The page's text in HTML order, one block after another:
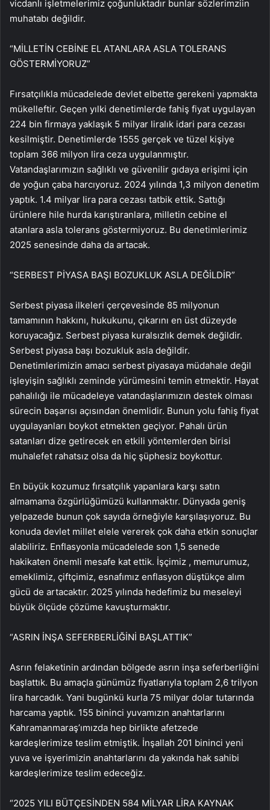
vicdanlı işletmelerimiz çoğunluktadır bunlar sözlerimziin
muhatabı değildir.
“MİLLETİN CEBİNE EL ATANLARA ASLA TOLERANS
GÖSTERMİYORUZ”
Fırsatçılıkla mücadelede devlet elbette gerekeni yapmakta
mükelleftir. Geçen yılki denetimlerde fahiş fiyat uygulayan
224 bin firmaya yaklaşık 5 milyar liralık idari para cezası
kesilmiştir. Denetimlerde 1555 gerçek ve tüzel kişiye
toplam 366 milyon lira ceza uygulanmıştır.
Vatandaşlarımızın sağlıklı ve güvenilir gıdaya erişimi için
de yoğun çaba harcıyoruz. 2024 yılında 1,3 milyon denetim
yaptık. 1.4 milyar lira para cezası tatbik ettik. Sattığı
ürünlere hile hurda karıştıranlara, milletin cebine el
atanlara asla tolerans göstermiyoruz. Bu denetimlerimiz
2025 senesinde daha da artacak.
“SERBEST PİYASA BAŞI BOZUKLUK ASLA DEĞİLDİR”
Serbest piyasa ilkeleri çerçevesinde 85 milyonun
tamamının hakkını, hukukunu, çıkarını en üst düzeyde
koruyacağız. Serbest piyasa kuralsızlık demek değildir.
Serbest piyasa başı bozukluk asla değildir.
Denetimlerimizin amacı serbest piyasaya müdahale değil
işleyişin sağlıklı zeminde yürümesini temin etmektir. Hayat
pahalılığı ile mücadeleye vatandaşlarımızın destek olması
sürecin başarısı açısından önemlidir. Bunun yolu fahiş fiyat
uygulayanları boykot etmekten geçiyor. Pahalı ürün
satanları dize getirecek en etkili yöntemlerden birisi
muhalefet rahatsız olsa da hiç şüphesiz boykottur.
En büyük kozumuz fırsatçılık yapanlara karşı satın
almamama özgürlüğümüzü kullanmaktır. Dünyada geniş
yelpazede bunun çok sayıda örneğiyle karşılaşıyoruz. Bu
konuda devlet millet elele vererek çok daha etkin sonuçlar
alabiliriz. Enflasyonla mücadelede son 1,5 senede
hakikaten önemli mesafe kat ettik. İşçimiz , memurumuz,
emeklimiz, çiftçimiz, esnafımız enflasyon düştükçe alım
gücü de artacaktır. 2025 yılında hedefimiz bu meseleyi
büyük ölçüde çözüme kavuşturmaktır.
“ASRIN İNŞA SEFERBERLİĞİNİ BAŞLATTIK”
Asrın felaketinin ardından bölgede asrın inşa seferberliğini
başlattık. Bu amaçla günümüz fiyatlarıyla toplam 2,6 trilyon
lira harcadık. Yani bugünkü kurla 75 milyar dolar tutarında
harcama yaptık. 155 bininci yuvamızın anahtarlarını
Kahramanmaraş’ımızda hep birlikte afetzede
kardeşlerimize teslim etmiştik. İnşallah 201 bininci yeni
yuva ve işyerimizin anahtarlarını da yakında hak sahibi
kardeşlerimize teslim edeceğiz.
“2025 YILI BÜTÇESİNDEN 584 MİLYAR LİRA KAYNAK